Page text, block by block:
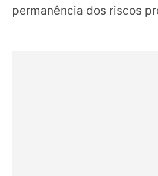
permanência dos riscos